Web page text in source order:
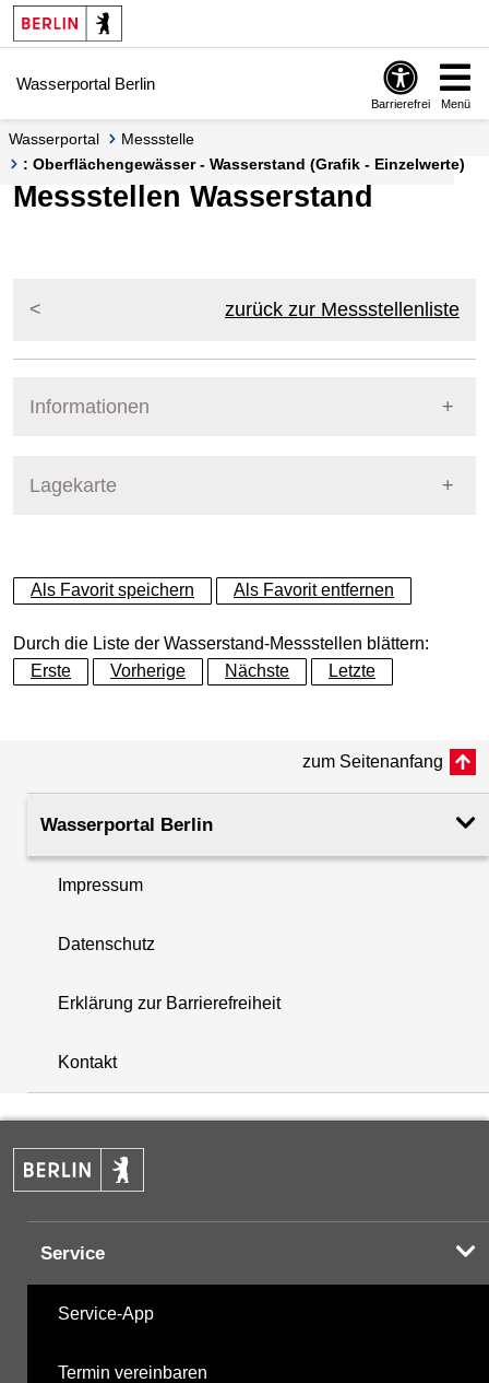
Springe zur Navigation
Springe zum Inhalt
Wasserportal Berlin
Barrierefrei Menü
Wasserportal
Messstelle
: Oberflächengewässer - Wasserstand (Grafik - Einzelwerte)
Messstellen Wasserstand
zurück zur Messstellenliste
Informationen
Lagekarte
+
−
+
−
Als Favorit speichern Als Favorit entfernen
Durch die Liste der Wasserstand-Messstellen blättern:
Erste
Vorherige Nächste Letzte
zum Seitenanfang
Wasserportal Berlin
Impressum
Datenschutz
Erklärung zur Barrierefreiheit
Kontakt
Service
Service-App
Termin vereinbaren